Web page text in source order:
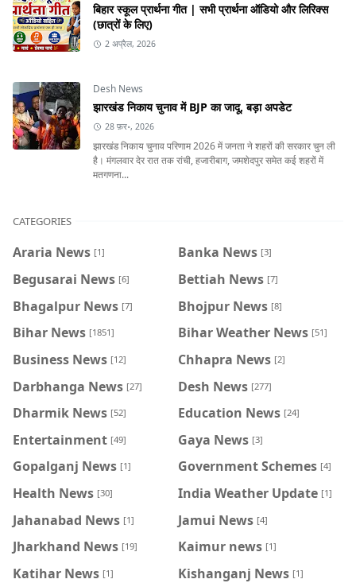
बिहार स्कूल प्रार्थना गीत | सभी प्रार्थना ऑडियो और लिरिक्स
(छात्रों के लिए)
2 अप्रैल, 2026
Desh News
झारखंड निकाय चुनाव में BJP का जादू, बड़ा अपडेट
28 फ़र॰, 2026
झारखंड निकाय चुनाव परिणाम 2026 में जनता ने शहरों की सरकार चुन ली
है। मंगलवार देर रात तक रांची, हजारीबाग, जमशेदपुर समेत कई शहरों में
मतगणना...
CATEGORIES
Araria News [1] Banka News [3]
Begusarai News [6] Bettiah News [7]
Bhagalpur News [7] Bhojpur News [8]
Bihar News [1851] Bihar Weather News [51]
Business News [12] Chhapra News [2]
Darbhanga News [27] Desh News [277]
Dharmik News [52] Education News [24]
Entertainment [49] Gaya News [3]
Gopalganj News [1] Government Schemes [4]
Health News [30] India Weather Update [1]
Jahanabad News [1] Jamui News [4]
Jharkhand News [19] Kaimur news [1]
Katihar News [1] Kishanganj News [1]